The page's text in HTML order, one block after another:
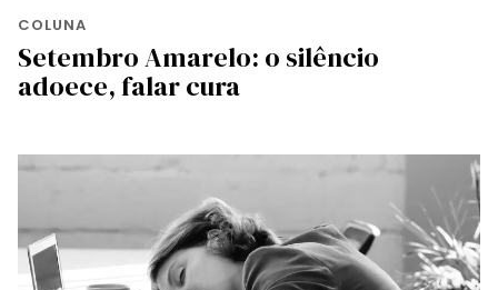
COLUNA
Setembro Amarelo: o silêncio
adoece, falar cura